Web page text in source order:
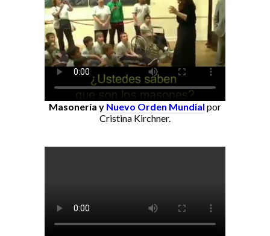
Masonería y Nuevo Orden Mundial por
Cristina Kirchner.